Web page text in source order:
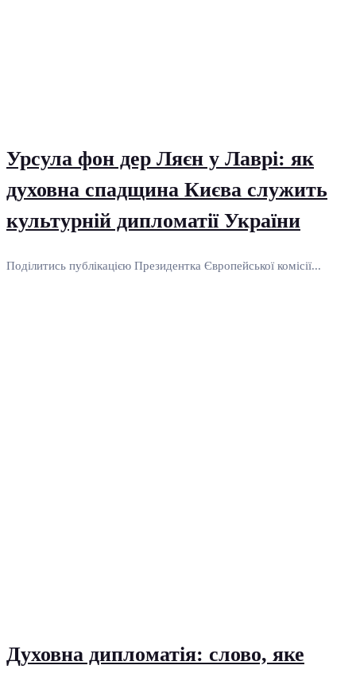
Урсула фон дер Ляєн у Лаврі: як
духовна спадщина Києва служить
культурній дипломатії України
Поділитись публікацією Президентка Європейської комісії...
Духовна дипломатія: слово, яке